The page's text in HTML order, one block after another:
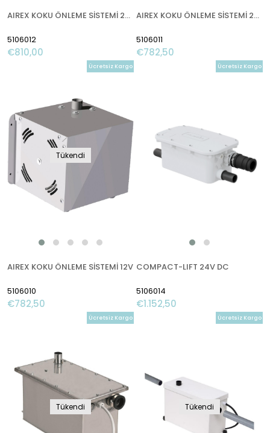
AIREX KOKU ÖNLEME SİSTEMİ 230V
5106012
€810,00
AIREX KOKU ÖNLEME SİSTEMİ 24V
5106011
€782,50
Tükendi
AIREX KOKU ÖNLEME SİSTEMİ 12V
5106010
€782,50
Ücretsiz Kargo
COMPACT-LIFT 24V DC
5106014
€1.152,50
Ücretsiz Kargo
Tükendi
Ücretsiz Kargo
Tükendi
Ücretsiz Kargo